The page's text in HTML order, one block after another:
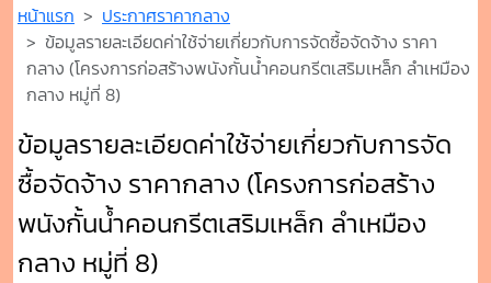
หน้าแรก
ประกาศราคากลาง
ข้อมูลรายละเอียดค่าใช้จ่ายเกี่ยวกับการจัดซื้อจัดจ้าง ราคา
กลาง (โครงการก่อสร้างพนังกั้นน้ำคอนกรีตเสริมเหล็ก ลำเหมือง
กลาง หมู่ที่ 8)
ข้อมูลรายละเอียดค่าใช้จ่ายเกี่ยวกับการจัด
ซื้อจัดจ้าง ราคากลาง (โครงการก่อสร้าง
พนังกั้นน้ำคอนกรีตเสริมเหล็ก ลำเหมือง
กลาง หมู่ที่ 8)